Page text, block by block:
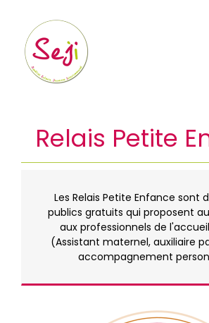
contenu
Relais Petite
Les Relais Petite Enfance sont
publics gratuits qui proposent
aux professionnels de
(Assistant maternel, auxiliaire
accompagnement